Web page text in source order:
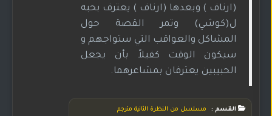
(ارناف ) وبعدها (ارناف ) يعترف بحبه
ل(كوشي) وتمر القصة حول
المشاكل والعواقب التي ستواجهم و
سيكون الوقت كفيلاً بأن يجعل
الحبيبين يعترفان بمشاعرهما.
القسم : مسلسل من النظرة الثانية مترجم